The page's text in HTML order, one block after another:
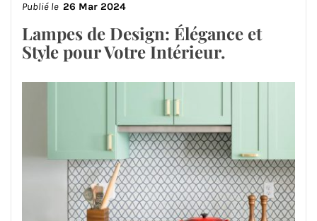
Publié le 26 Mar 2024
Lampes de Design: Élégance et
Style pour Votre Intérieur.